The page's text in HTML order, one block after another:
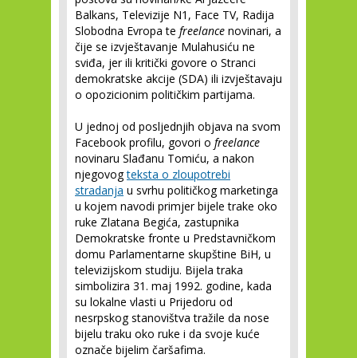
Balkans, Televizije N1, Face TV, Radija
Slobodna Evropa te freelance novinari, a
čije se izvještavanje Mulahusiću ne
sviđa, jer ili kritički govore o Stranci
demokratske akcije (SDA) ili izvještavaju
o opozicionim političkim partijama.
U jednoj od posljednjih objava na svom
Facebook profilu, govori o freelance
novinaru Slađanu Tomiću, a nakon
njegovogteksta o zloupotrebi
stradanja u svrhu političkog marketinga
u kojem navodi primjer bijele trake oko
ruke Zlatana Begića, zastupnika
Demokratske fronte u Predstavničkom
domu Parlamentarne skupštine BiH, u
televizijskom studiju. Bijela traka
simbolizira 31. maj 1992. godine, kada
su lokalne vlasti u Prijedoru od
nesrpskog stanovištva tražile da nose
bijelu traku oko ruke i da svoje kuće
označe bijelim čaršafima.